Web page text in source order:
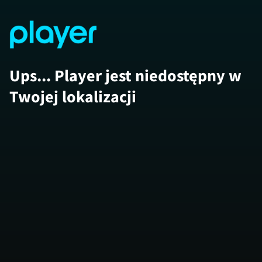
Ups... Player jest niedostępny w
Twojej lokalizacji